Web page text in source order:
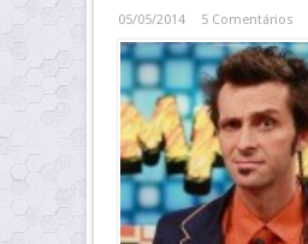
05/05/2014 5 Comentários